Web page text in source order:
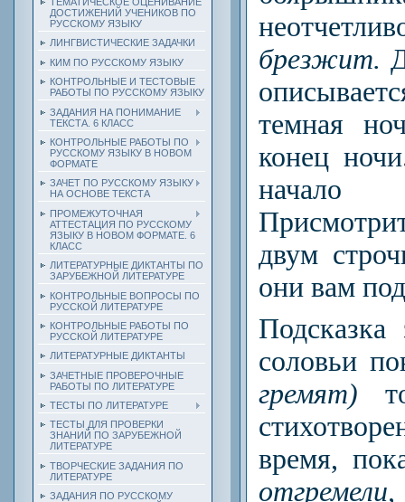
ДОСТИЖЕНИЙ УЧЕНИКОВ ПО
РУССКОМУ ЯЗЫКУ
ЛИНГВИСТИЧЕСКИЕ ЗАДАЧКИ
КИМ ПО РУССКОМУ ЯЗЫКУ
КОНТРОЛЬНЫЕ И ТЕСТОВЫЕ
РАБОТЫ ПО РУССКОМУ ЯЗЫКУ
ЗАДАНИЯ НА ПОНИМАНИЕ
ТЕКСТА. 6 КЛАСС
КОНТРОЛЬНЫЕ РАБОТЫ ПО
РУССКОМУ ЯЗЫКУ В НОВОМ
ФОРМАТЕ
ЗАЧЕТ ПО РУССКОМУ ЯЗЫКУ
НА ОСНОВЕ ТЕКСТА
ПРОМЕЖУТОЧНАЯ
АТТЕСТАЦИЯ ПО РУССКОМУ
ЯЗЫКУ В НОВОМ ФОРМАТЕ. 6
КЛАСС
ЛИТЕРАТУРНЫЕ ДИКТАНТЫ ПО
ЗАРУБЕЖНОЙ ЛИТЕРАТУРЕ
КОНТРОЛЬНЫЕ ВОПРОСЫ ПО
РУССКОЙ ЛИТЕРАТУРЕ
КОНТРОЛЬНЫЕ РАБОТЫ ПО
РУССКОЙ ЛИТЕРАТУРЕ
ЛИТЕРАТУРНЫЕ ДИКТАНТЫ
ЗАЧЕТНЫЕ ПРОВЕРОЧНЫЕ
РАБОТЫ ПО ЛИТЕРАТУРЕ
ТЕСТЫ ПО ЛИТЕРАТУРЕ
ТЕСТЫ ДЛЯ ПРОВЕРКИ
ЗНАНИЙ ПО ЗАРУБЕЖНОЙ
ЛИТЕРАТУРЕ
ТВОРЧЕСКИЕ ЗАДАНИЯ ПО
ЛИТЕРАТУРЕ
ЗАДАНИЯ ПО РУССКОМУ
брезжит.
темная
конец
двум
они вам
соловьи
гремят)
вре­мя,
отгремели,